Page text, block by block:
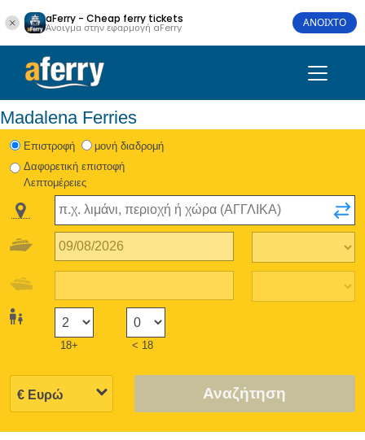
aFerry - Cheap ferry tickets
Άνοιγμα στην εφαρμογή aFerry ΑΝΟΙΧΤΟ
Madalena Ferries
Eπιστροφή
μονή διαδρομή
Δαφορετική επιστοφή
Λεπτομέρειες
18+ < 18
Αναζήτηση